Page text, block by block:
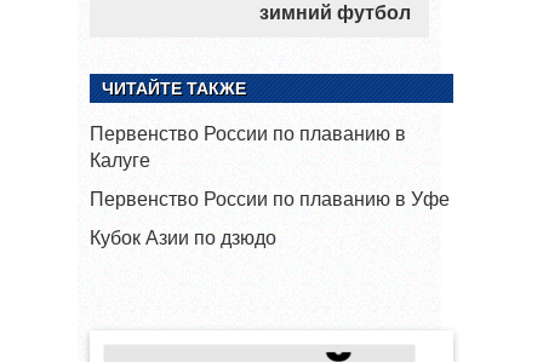
зимний футбол
ЧИТАЙТЕ ТАКЖЕ
Первенство России по плаванию в
Калуге
Первенство России по плаванию в Уфе
Кубок Азии по дзюдо